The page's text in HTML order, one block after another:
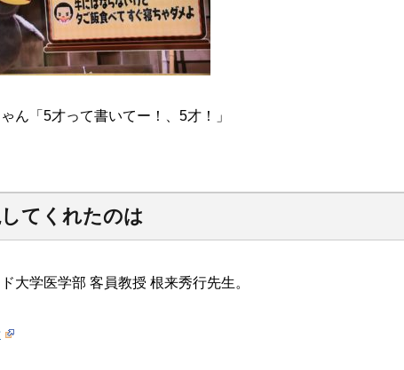
ん「5才って書いてー！、5才！」
てくれたのは
大学医学部 客員教授 根来秀行先生。